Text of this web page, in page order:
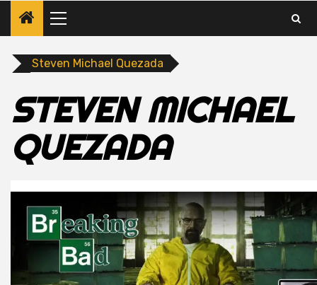
Primary
Menu
Steven Michael Quezada
STEVEN MICHAEL
QUEZADA